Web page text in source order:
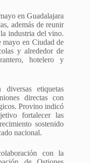
en Guadalajara
además de reunir
industria del vino.
mayo en Ciudad de
y alrededor de
hotelero y
diversas etiquetas
directas con
Provino indicó
fortalecer las
sostenido
nacional.
con la